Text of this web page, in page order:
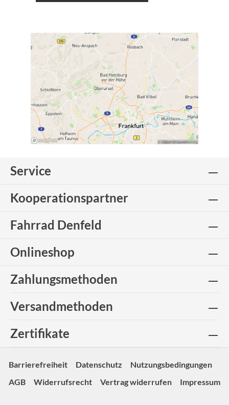
Service
Kooperationspartner
Fahrrad Denfeld
Onlineshop
Zahlungsmethoden
Versandmethoden
Zertifikate
Barrierefreiheit Datenschutz
Nutzungsbedingungen
AGB
Widerrufsrecht Vertrag widerrufen Impressum